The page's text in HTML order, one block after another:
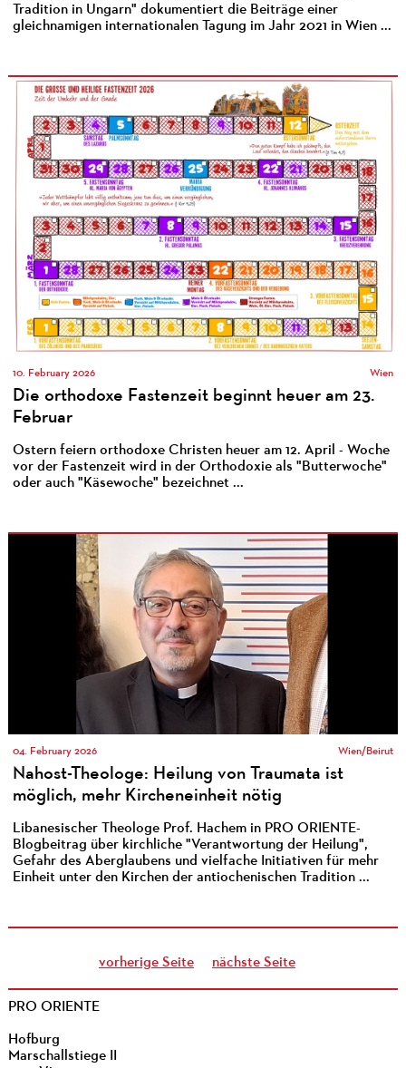
Tradition in Ungarn" dokumentiert die Beiträge einer
gleichnamigen internationalen Tagung im Jahr 2021 in Wien ...
10. February 2026 Wien
Die orthodoxe Fastenzeit beginnt heuer am 23.
Februar
Ostern feiern orthodoxe Christen heuer am 12. April - Woche
vor der Fastenzeit wird in der Orthodoxie als "Butterwoche"
oder auch "Käsewoche" bezeichnet ...
04. February 2026 Wien/Beirut
Nahost-Theologe: Heilung von Traumata ist
möglich, mehr Kircheneinheit nötig
Libanesischer Theologe Prof. Hachem in PRO ORIENTE-
Blogbeitrag über kirchliche "Verantwortung der Heilung",
Gefahr des Aberglaubens und vielfache Initiativen für mehr
Einheit unter den Kirchen der antiochenischen Tradition ...
vorherige Seite nächste Seite
PRO ORIENTE
Hofburg
Marschallstiege II